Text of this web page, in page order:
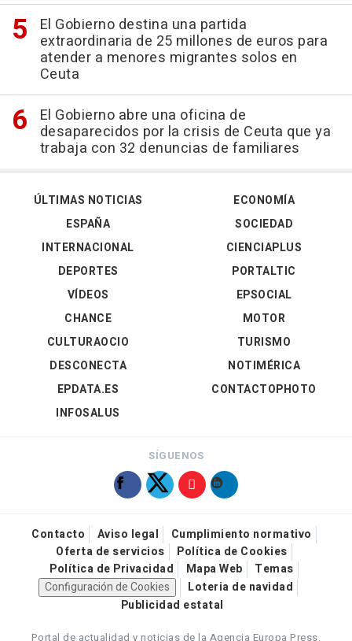
El Gobierno destina una partida
extraordinaria de 25 millones de euros para
atender a menores migrantes solos en
Ceuta
El Gobierno abre una oficina de
desaparecidos por la crisis de Ceuta que ya
trabaja con 32 denuncias de familiares
ÚLTIMAS NOTICIAS
ESPAÑA
INTERNACIONAL
DEPORTES
VÍDEOS
ECONOMÍA
SOCIEDAD
CIENCIAPLUS
PORTALTIC
EPSOCIAL
CHANCE
CULTURAOCIO
DESCONECTA
EPDATA.ES
INFOSALUS
MOTOR
TURISMO
NOTIMÉRICA
CONTACTOPHOTO
SÍGUENOS
Contacto Aviso legal
Cumplimiento normativo
Oferta de servicios
Política de Cookies
Política de Privacidad
Mapa Web
Temas
Configuración de Cookies
Loteria de navidad
Publicidad estatal
Portal de actualidad y noticias de la Agencia Europa Press.